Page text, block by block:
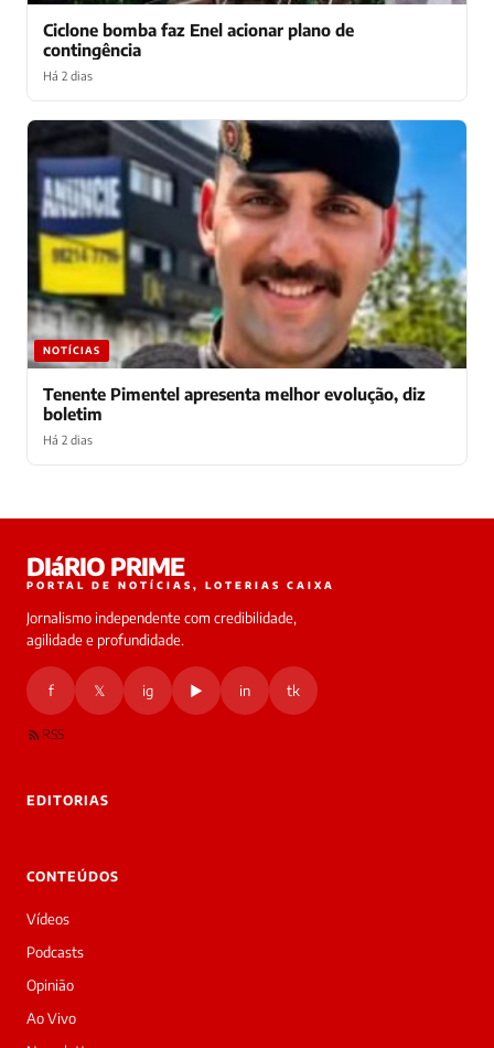
Ciclone bomba faz Enel acionar plano de
contingência
Há 2 dias
NOTÍCIAS
Tenente Pimentel apresenta melhor evolução, diz
boletim
Há 2 dias
online
Bom
Sou
a
daqui
do
DIáRIO PRIME
PORTAL DE NOTÍCIAS, LOTERIAS CAIXA
Jornalismo independente com credibilidade,
agilidade e profundidade.
f 𝕏 ig ▶ in tk
RSS
EDITORIAS
CONTEÚDOS
Vídeos
Podcasts
Opinião
Ao Vivo